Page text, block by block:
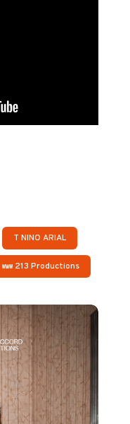
T NINO ARIAL
213 Productions